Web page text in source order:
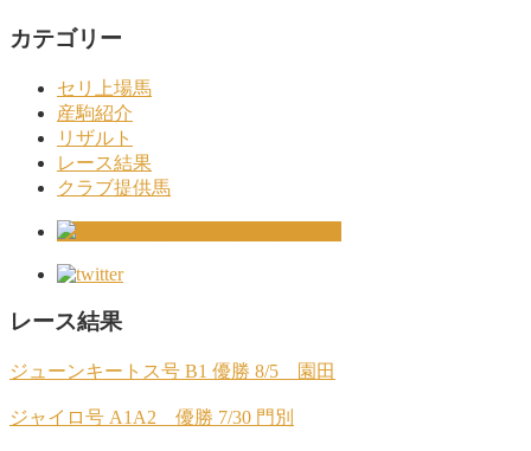
カテゴリー
セリ上場馬
産駒紹介
リザルト
レース結果
クラブ提供馬
レース結果
ジューンキートス号 B1 優勝 8/5 園田
ジャイロ号 A1A2 優勝 7/30 門別